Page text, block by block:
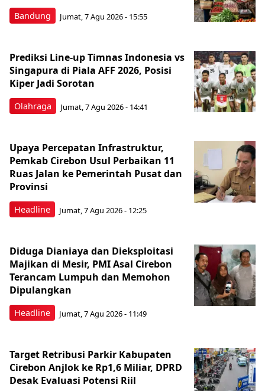
Bandung Jumat, 7 Agu 2026 - 15:55
Olahraga
Prediksi Line-up Timnas Indonesia vs
Singapura di Piala AFF 2026, Posisi
Kiper Jadi Sorotan
Jumat, 7 Agu 2026 - 14:41
Headline
Upaya Percepatan Infrastruktur,
Pemkab Cirebon Usul Perbaikan 11
Ruas Jalan ke Pemerintah Pusat dan
Provinsi
Jumat, 7 Agu 2026 - 12:25
Headline
Diduga Dianiaya dan Dieksploitasi
Majikan di Mesir, PMI Asal Cirebon
Terancam Lumpuh dan Memohon
Dipulangkan
Jumat, 7 Agu 2026 - 11:49
Target Retribusi Parkir Kabupaten
Cirebon Anjlok ke Rp1,6 Miliar, DPRD
Desak Evaluasi Potensi Riil